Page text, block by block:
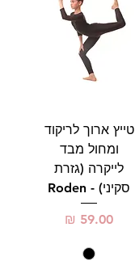
טייץ ארוך לריקוד
ומחול מבד
לייקרה (גזרת
סקיני) - Roden
מחיר